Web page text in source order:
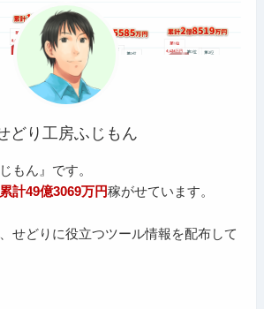
どり工房ふじもん
もん』です。
累計49億3069万円稼がせています。
せどりに役立つツール情報を配布して